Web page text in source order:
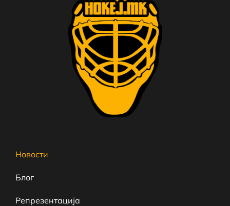
Новости
Блог
Репрезентација